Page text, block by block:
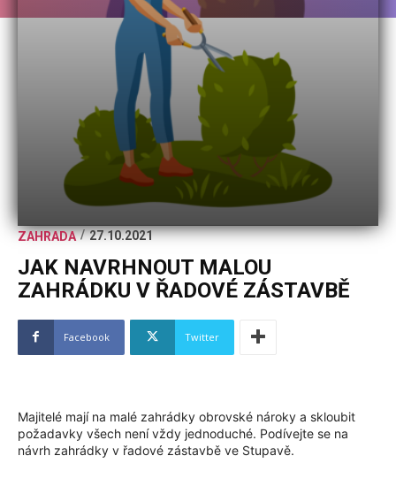
ZAHRADA / 27.10.2021
JAK NAVRHNOUT MALOU
ZAHRÁDKU V ŘADOVÉ ZÁSTAVBĚ
Facebook Twitter
Majitelé mají na malé zahrádky obrovské nároky a skloubit
požadavky všech není vždy jednoduché. Podívejte se na
návrh zahrádky v řadové zástavbě ve Stupavě.